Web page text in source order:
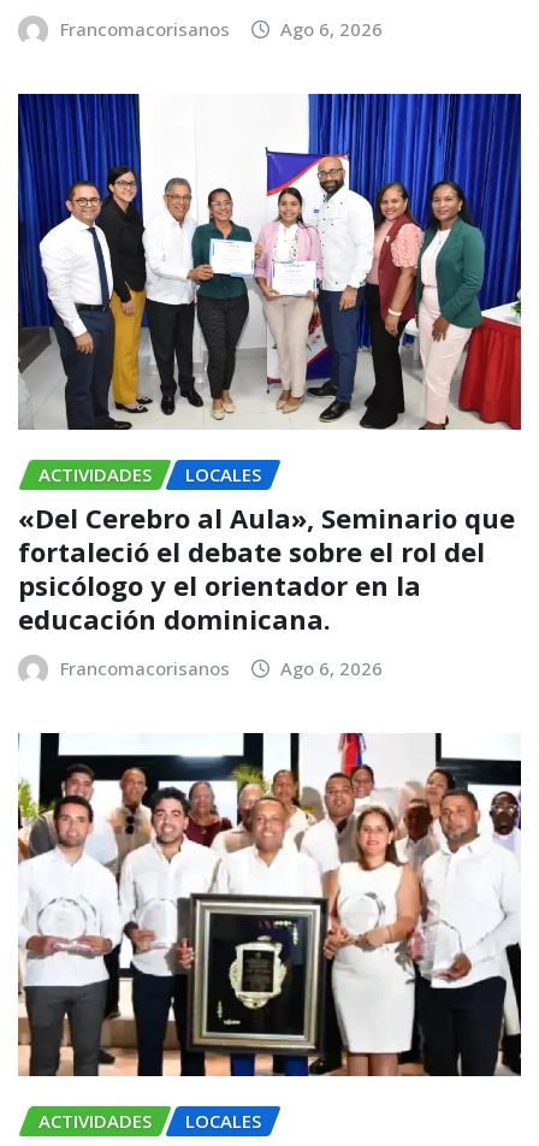
Francomacorisanos Ago 6, 2026
ACTIVIDADES LOCALES
«Del Cerebro al Aula», Seminario que
fortaleció el debate sobre el rol del
psicólogo y el orientador en la
educación dominicana.
Francomacorisanos Ago 6, 2026
ACTIVIDADES LOCALES